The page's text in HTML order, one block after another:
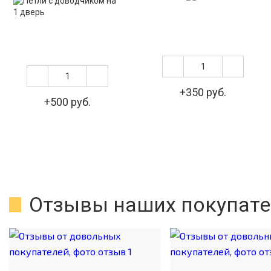
+500 руб.
+350 руб.
Отзывы наших